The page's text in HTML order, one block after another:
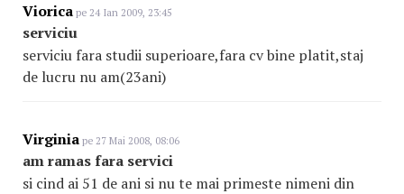
Viorica pe 24 Ian 2009, 23:45
serviciu
serviciu fara studii superioare,fara cv bine platit,staj
de lucru nu am(23ani)
Virginia pe 27 Mai 2008, 08:06
am ramas fara servici
si cind ai 51 de ani si nu te mai primeste nimeni din